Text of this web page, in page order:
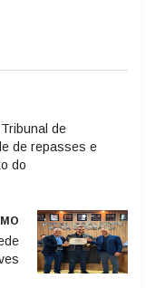
de
de repasses e
do